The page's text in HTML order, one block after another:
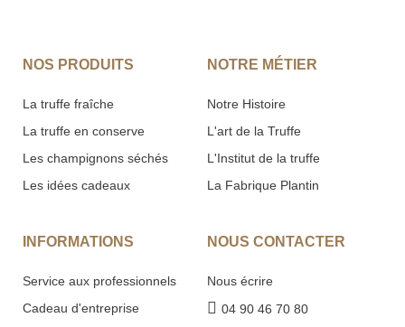
NOS PRODUITS
La truffe fraîche
La truffe en conserve
Les champignons séchés
Les idées cadeaux
NOTRE MÉTIER
Notre Histoire
L'art de la Truffe
L'Institut de la truffe
La Fabrique Plantin
INFORMATIONS
Service aux professionnels
Cadeau d'entreprise
NOUS CONTACTER
Nous écrire
04 90 46 70 80